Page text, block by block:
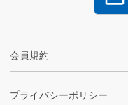
会員規約
プライバシーポリシー